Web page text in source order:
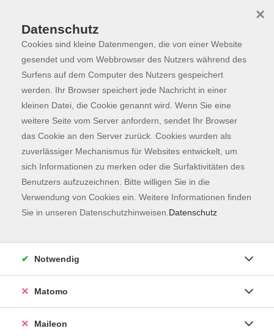
Skip to main content
Dozierende
Freisinger Backhaus
e.V.,
Willkommen zum Brotbacken
Fr. 18.09.2026 16:00
Freising
Datenschutz
Cookies sind kleine Datenmengen, die von einer Website
gesendet und vom Webbrowser des Nutzers während des
Surfens auf dem Computer des Nutzers gespeichert
werden. Ihr Browser speichert jede Nachricht in einer
kleinen Datei, die Cookie genannt wird. Wenn Sie eine
weitere Seite vom Server anfordern, sendet Ihr Browser
das Cookie an den Server zurück. Cookies wurden als
zuverlässiger Mechanismus für Websites entwickelt, um
sich Informationen zu merken oder die Surfaktivitäten des
Benutzers aufzuzeichnen. Bitte willigen Sie in die
Verwendung von Cookies ein. Weitere Informationen finden
Sie in unseren Datenschutzhinweisen. Datenschutz
×
Notwendig
Matomo
Maileon